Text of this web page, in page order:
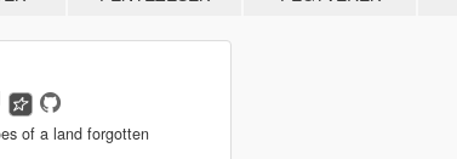
of a land forgotten